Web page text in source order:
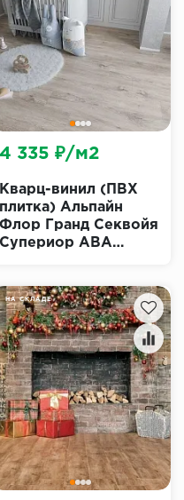
Кварц-винил (ПВХ
плитка) Альпайн
Флор Гранд Секвойя
Супериор ABA
Superior ECO Grand
Sequoia)
4 335 ₽/м2
НА СКЛАДЕ